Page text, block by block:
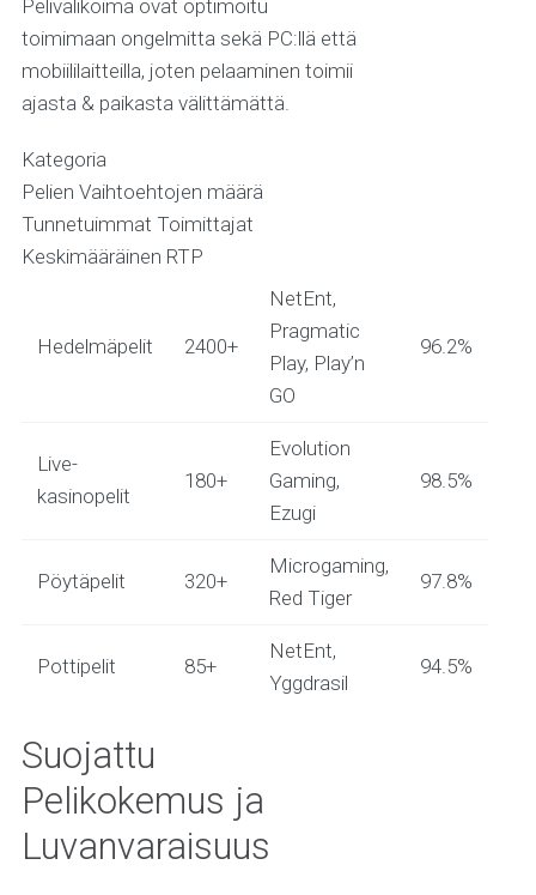
Pelivalikoima ovat optimoitu
toimimaan ongelmitta sekä PC:llä että
mobiililaitteilla, joten pelaaminen toimii
ajasta & paikasta välittämättä.
Kategoria
Pelien Vaihtoehtojen määrä
Tunnetuimmat Toimittajat
Keskimääräinen RTP
Hedelmäpelit 2400+
NetEnt,
Pragmatic
Play, Play’n
GO
96.2%
Live-
kasinopelit
180+
Evolution
Gaming,
Ezugi
98.5%
Pöytäpelit 320+
Microgaming,
Red Tiger
97.8%
Pottipelit 85+
NetEnt,
Yggdrasil
94.5%
Suojattu
Pelikokemus ja
Luvanvaraisuus